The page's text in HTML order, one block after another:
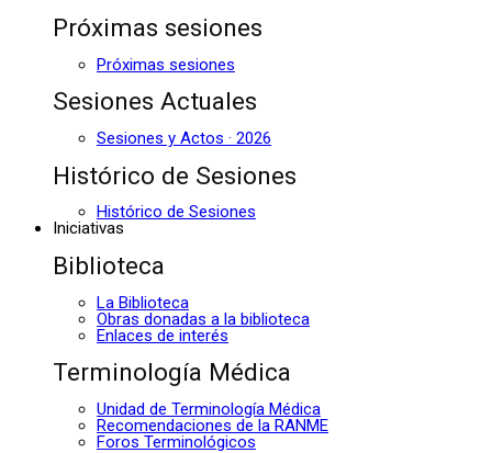
Próximas sesiones
Próximas sesiones
Sesiones Actuales
Sesiones y Actos · 2026
Histórico de Sesiones
Histórico de Sesiones
Iniciativas
Biblioteca
La Biblioteca
Obras donadas a la biblioteca
Enlaces de interés
Terminología Médica
Unidad de Terminología Médica
Recomendaciones de la RANME
Foros Terminológicos